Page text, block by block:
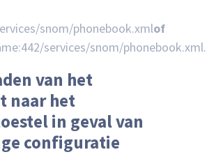
snom/phonebook.xmlof
services/snom/phonebook.xml.
van het
naar het
in geval van
configuratie